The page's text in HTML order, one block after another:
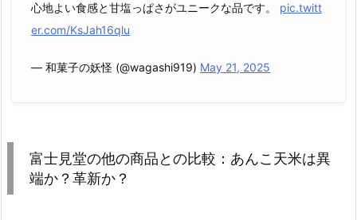
心地よい食感と甘塩っぱさがユニークな品です。 pic.twitt
er.com/KsJah16qlu
— 和菓子の妖怪 (@wagashi919) May 21, 2025
富士見堂の他の商品との比較：あんこ天米は異
端か？革新か？